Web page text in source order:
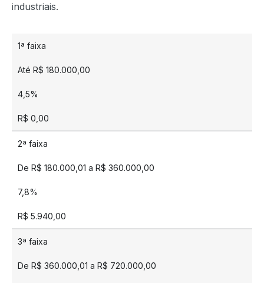
industriais.
1ª faixa
Até R$ 180.000,00
4,5%
R$ 0,00
2ª faixa
De R$ 180.000,01 a R$ 360.000,00
7,8%
R$ 5.940,00
3ª faixa
De R$ 360.000,01 a R$ 720.000,00